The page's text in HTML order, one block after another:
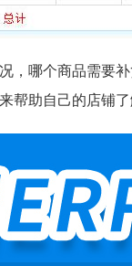
，哪个商品需要
帮助自己的店铺了